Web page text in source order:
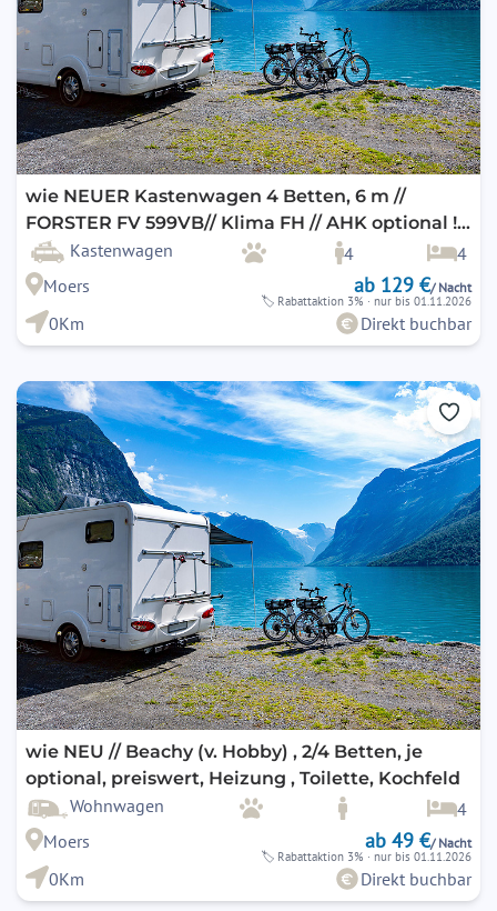
wie NEUER Kastenwagen 4 Betten, 6 m //
FORSTER FV 599VB// Klima FH // AHK optional ! /
2er Fahrradträger optional / E-Bike fähig !
Kastenwagen 4
4
Moers
ab 129 €/ Nacht
🏷 Rabattaktion 3% · nur bis 01.11.2026
0Km Direkt buchbar
wie NEU // Beachy (v. Hobby) , 2/4 Betten, je
optional, preiswert, Heizung , Toilette, Kochfeld
Wohnwagen
4
Moers
ab 49 €/ Nacht
🏷 Rabattaktion 3% · nur bis 01.11.2026
0Km Direkt buchbar